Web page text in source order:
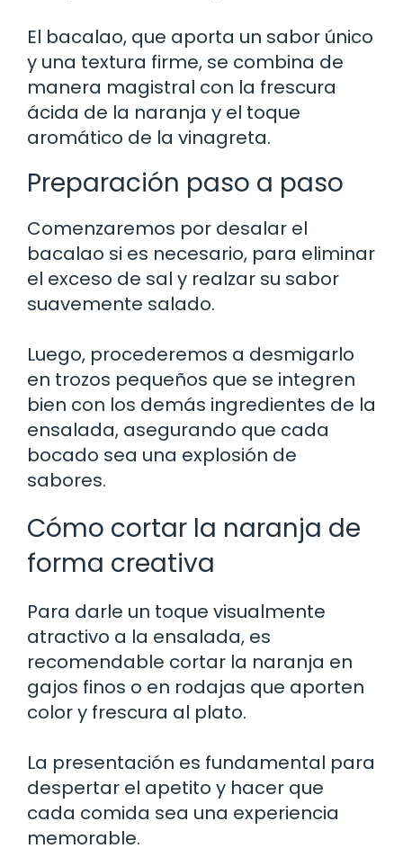
El bacalao, que aporta un sabor único
y una textura firme, se combina de
manera magistral con la frescura
ácida de la naranja y el toque
aromático de la vinagreta.
Preparación paso a paso
Comenzaremos por desalar el
bacalao si es necesario, para eliminar
el exceso de sal y realzar su sabor
suavemente salado.
Luego, procederemos a desmigarlo
en trozos pequeños que se integren
bien con los demás ingredientes de la
ensalada, asegurando que cada
bocado sea una explosión de
sabores.
Cómo cortar la naranja de
forma creativa
Para darle un toque visualmente
atractivo a la ensalada, es
recomendable cortar la naranja en
gajos finos o en rodajas que aporten
color y frescura al plato.
La presentación es fundamental para
despertar el apetito y hacer que
cada comida sea una experiencia
memorable.